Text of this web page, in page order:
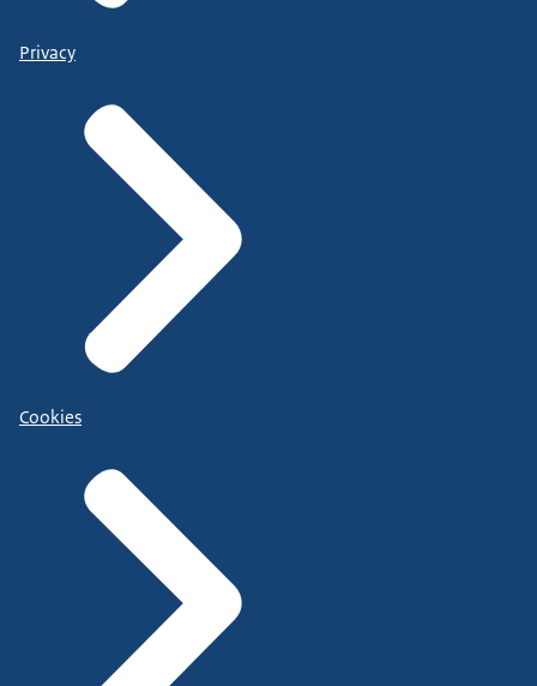
Privacy
Cookies